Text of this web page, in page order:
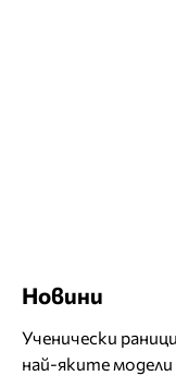
Новини
Ученически
най-яките модели